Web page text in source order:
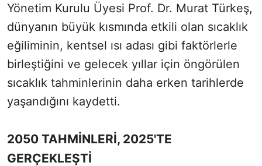
Yönetim Kurulu Üyesi Prof. Dr. Murat Türkeş,
dünyanın büyük kısmında etkili olan sıcaklık
eğiliminin, kentsel ısı adası gibi faktörlerle
birleştiğini ve gelecek yıllar için öngörülen
sıcaklık tahminlerinin daha erken tarihlerde
yaşandığını kaydetti.
2050 TAHMİNLERİ, 2025'TE
GERÇEKLEŞTİ